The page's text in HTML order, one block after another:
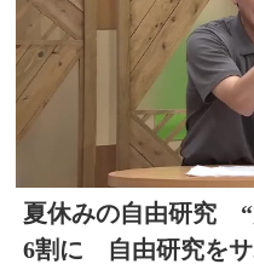
夏休みの自由研究 “
6割に 自由研究をサ